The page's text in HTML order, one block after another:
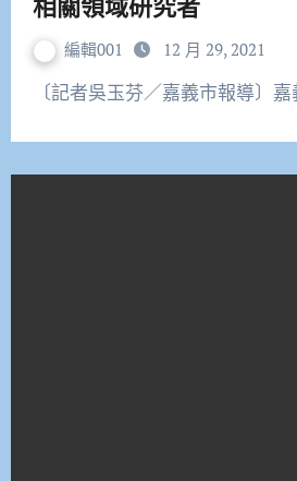
編輯001 12 月 29, 2021
〔記者吳玉芬／嘉義市報導〕